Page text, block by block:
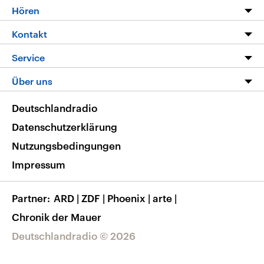
Programm
Die Nachrichten
Nachrichtenleicht
Neue Beiträge auf dlf.de
Hören
Livestream
Podcasts
Deutschlandfunk App
Nachrichten App
Frequenzen
Kontakt
Hörerservice
Service
FAQ
Veranstaltungen
Musikliste
RSS
Über uns
Barrierefreiheit
Deutschlandradio © 2026
Deutschlandradio
Datenschutzerklärung
Nutzungsbedingungen
Impressum
Partner ARD | ZDF | Phoenix | arte |
Chronik der Mauer